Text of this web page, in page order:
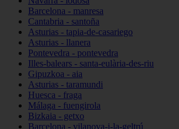
Barcelona - manresa
Cantabria - santoña
Asturias - tapia-de-casariego
Asturias - llanera
Pontevedra - pontevedra
Illes-balears - santa-eulària-des-riu
Gipuzkoa - aia
Asturias - taramundi
Huesca - fraga
Málaga - fuengirola
Bizkaia - getxo
Barcelona - vilanova-i-la-geltrú